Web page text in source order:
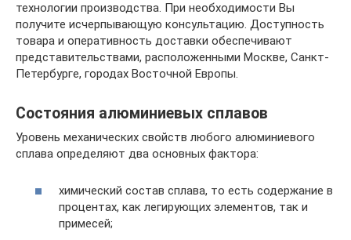
технологии производства. При необходимости Вы
получите исчерпывающую консультацию. Доступность
товара и оперативность доставки обеспечивают
представительствами, расположенными Москве, Санкт-
Петербурге, городах Восточной Европы.
Состояния алюминиевых сплавов
Уровень механических свойств любого алюминиевого
сплава определяют два основных фактора:
химический состав сплава, то есть содержание в
процентах, как легирующих элементов, так и
примесей;